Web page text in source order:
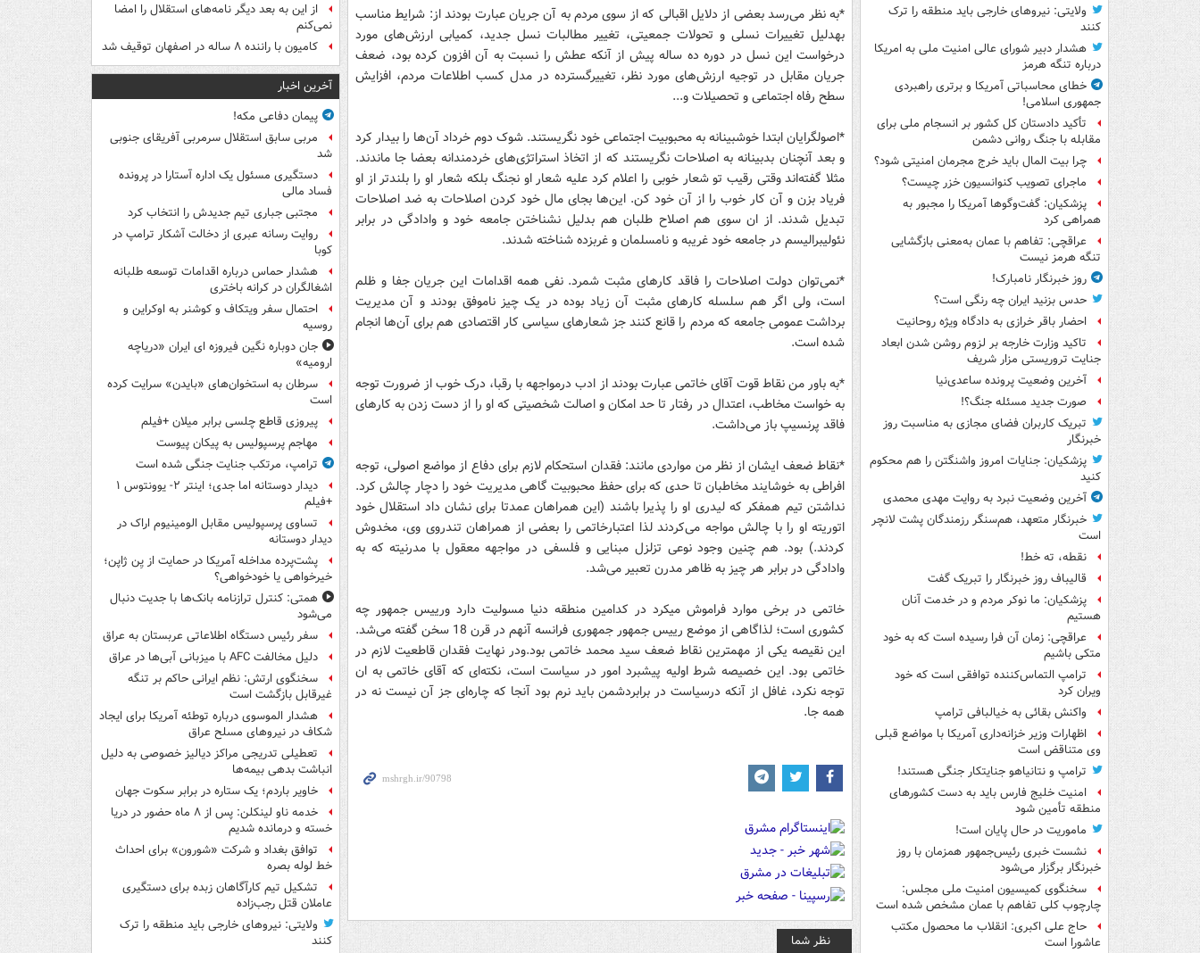
ولایتی: نیروهای خارجی باید منطقه را ترک
کنند
هشدار دبیر شورای عالی امنیت ملی به امریکا
درباره تنگه هرمز
خطای محاسباتی آمریکا و برتری راهبردی
جمهوری اسلامی!
تأکید دادستان کل کشور بر انسجام ملی برای
مقابله با جنگ روانی دشمن
چرا بیت المال باید خرج مجرمان امنیتی شود؟
ماجرای تصویب کنوانسیون خزر چیست؟
پزشکیان: گفت‌وگوها آمریکا را مجبور به
همراهی کرد
عراقچی: تفاهم با عمان به‌معنی بازگشایی
تنگه هرمز نیست
روز خبرنگار نامبارک!
حدس بزنید ایران چه رنگی است؟
احضار باقر خرازی به دادگاه ویژه روحانیت
تاکید وزارت خارجه بر لزوم روشن شدن ابعاد
جنایت تروریستی مزار شریف
آخرین وضعیت پرونده ساعدی‌نیا
صورت جدید مسئله جنگ؟!
تبریک کاربران فضای مجازی به مناسبت روز
خبرنگار
پزشکیان: جنایات امروز واشنگتن را هم محکوم
کنید
آخرین وضعیت نبرد به روایت مهدی محمدی
خبرنگار متعهد، هم‌سنگر رزمندگان پشت لانچر
است
نقطه، ته خط!
قالیباف روز خبرنگار را تبریک گفت
پزشکیان: ما نوکر مردم و در خدمت آنان
هستیم
عراقچی: زمان آن فرا رسیده است که به خود
متکی باشیم
ترامپ التماس‌کننده توافقی است که خود
ویران کرد
واکنش بقائی به خیالبافی ترامپ
اظهارات وزیر خزانه‌داری آمریکا با مواضع قبلی
وی متناقض است
ترامپ و نتانیاهو جنایتکار جنگی هستند!
امنیت خلیج فارس باید به دست کشورهای
منطقه تأمین شود
ماموریت در حال پایان است!
نشست خبری رئیس‌جمهور همزمان با روز
خبرنگار برگزار می‌شود
سخنگوی کمیسیون امنیت ملی مجلس:
چارچوب کلی تفاهم با عمان مشخص شده است
حاج علی اکبری: انقلاب ما محصول مکتب
عاشورا است
*به نظر می‌رسد بعضی از دلایل اقبالی که از سوی مردم به آن جریان عبارت بودند از: شرایط مناسب
به­دلیل تغییرات نسلی و تحولات جمعیتی، تغییر مطالبات نسل جدید، کمیابی ارزش‌های مورد
درخواست این نسل در دوره ده ساله پیش از آنکه عطش را نسبت به آن افزون کرده بود، ضعف
جریان مقابل در توجیه ارزش‌های مورد نظر، تغییرگسترده در مدل کسب اطلاعات مردم، افزایش
سطح رفاه اجتماعی و تحصیلات و...
*اصولگرایان ابتدا خوشبینانه به محبوبیت اجتماعی خود نگریستند. شوک دوم خرداد آن‌ها را بیدار کرد
و بعد آن­چنان بدبینانه به اصلاحات نگریستند که از اتخاذ استراتژی‌های خردمندانه بعضا جا ماندند.
مثلا گفته‌اند وقتی رقیب تو شعار خوبی را اعلام کرد علیه شعار او نجنگ بلکه شعار او را بلند‌تر از او
فریاد بزن و آن کار خوب را از آن خود کن. این‌ها بجای مال خود کردن اصلاحات به ضد اصلاحات
تبدیل شدند. از ان سوی هم اصلاح طلبان هم بدلیل نشناختن جامعه خود و وادادگی در برابر
نئولیبرالیسم در جامعه خود غریبه و نامسلمان و غربزده شناخته شدند.
*نمی‌توان دولت اصلاحات را فاقد کارهای مثبت شمرد. نفی همه اقدامات این جریان جفا و ظلم
است، ولی اگر هم سلسله کارهای مثبت آن زیاد بوده در یک چیز ناموفق بودند و آن مدیریت
برداشت عمومی جامعه که مردم را قانع کنند جز شعارهای سیاسی کار اقتصادی هم برای آن‌ها انجام
شده است.
*به باور من نقاط قوت آقای خاتمی عبارت بودند از ادب درمواجهه با رقبا، درک خوب از ضرورت توجه
به خواست مخاطب، اعتدال در رفتار تا حد امکان و اصالت شخصیتی که او را از دست زدن به کارهای
فاقد پرنسیپ باز می‌داشت.
*نقاط ضعف ایشان از نظر من مواردی مانند: فقدان استحکام لازم برای دفاع از مواضع اصولی، توجه
افراطی به خوشایند مخاطبان تا حدی که برای حفظ محبوبیت گاهی مدیریت خود را دچار چالش کرد.
نداشتن تیم همفکر که لیدری او را پذیرا باشند (این همراهان عمدتا برای نشان داد استقلال خود
اتوریته او را با چالش مواجه می‌کردند لذا اعتبارخاتمی را بعضی از همراهان تندروی وی، مخدوش
کردند.) بود. هم چنین وجود نوعی تزلزل مبنایی و فلسفی در مواجهه معقول با مدرنیته که به
وادادگی در برابر هر چیز به ظاهر مدرن تعبیر می‌شد.
خاتمی در برخی موارد فراموش می­کرد در کدامین منطقه دنیا مسولیت دارد ورییس جمهور چه
کشوری است؛ لذاگاهی از موضع رییس ­جمهور جمهوری فرانسه آن­هم در قرن 18 سخن گفته می‌شد.
این نقیصه یکی از مهم­ترین نقاط ضعف سید محمد خاتمی بود.ودر نهایت فقدان قاطعیت لازم در
خاتمی بود. این خصیصه شرط اولیه پیشبرد امور در سیاست است، نکته‌ای که آقای خاتمی به ان
توجه نکرد، غافل از آنکه درسیاست در برابردشمن باید نرم بود آنجا که چاره‌ای جز آن نیست نه در
همه جا.
نظر شما
از این به بعد دیگر نامه‌های استقلال را امضا
نمی‌کنم
کامیون با راننده ۸ ساله در اصفهان توقیف شد
آخرین اخبار
پیمان دفاعی مکه!
مربی سابق استقلال سرمربی آفریقای جنوبی
شد
دستگیری مسئول یک اداره آستارا در پرونده
فساد مالی
مجتبی جباری تیم جدیدش را انتخاب کرد
روایت رسانه عبری از دخالت آشکار ترامپ در
کوبا
هشدار حماس درباره اقدامات توسعه طلبانه
اشغالگران در کرانه باختری
احتمال سفر ویتکاف و کوشنر به اوکراین و
روسیه
جان دوباره نگین فیروزه ای ایران «دریاچه
ارومیه»
سرطان به استخوان‌های «بایدن» سرایت کرده
است
پیروزی قاطع چلسی برابر میلان +فیلم
مهاجم پرسپولیس به پیکان پیوست
ترامپ، مرتکب جنایت جنگی شده است
دیدار دوستانه اما جدی؛ اینتر ۲- یوونتوس ۱
+فیلم
تساوی پرسپولیس مقابل الومینیوم اراک در
دیدار دوستانه
پشت‌پرده مداخله آمریکا در حمایت از یِن ژاپن؛
خیرخواهی یا خودخواهی؟
همتی: کنترل ترازنامه بانک‌ها با جدیت دنبال
می‌شود
سفر رئیس دستگاه اطلاعاتی عربستان به عراق
دلیل مخالفت AFC با میزبانی آبی‌ها در عراق
سخنگوی ارتش: نظم ایرانی حاکم بر تنگه
غیرقابل بازگشت است
هشدار الموسوی درباره توطئه آمریکا برای ایجاد
شکاف در نیروهای مسلح عراق
تعطیلی تدریجی مراکز دیالیز خصوصی به دلیل
انباشت بدهی بیمه‌ها
خاویر باردم؛ یک ستاره در برابر سکوت جهان
خدمه ناو لینکلن: پس از ۸ ماه حضور در دریا
خسته و درمانده‌ شدیم
توافق بغداد و شرکت «شورون» برای احداث
خط لوله بصره
تشکیل تیم کارآگاهان زبده برای دستگیری
عاملان قتل رجب‌زاده
ولایتی: نیروهای خارجی باید منطقه را ترک
کنند